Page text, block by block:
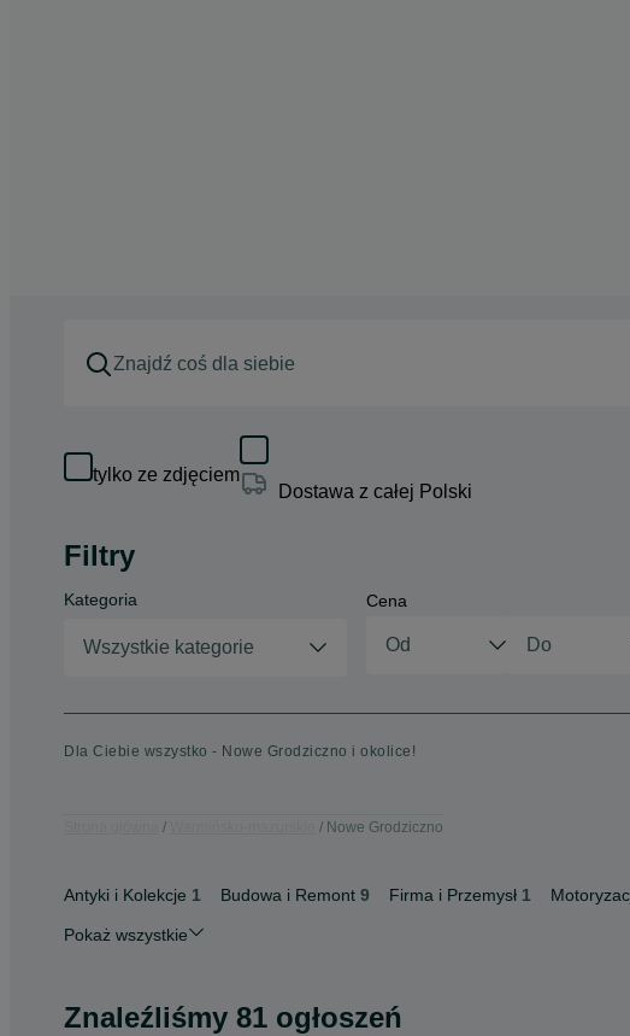
tylko ze zdjęciem
Dostawa z całej Polski
Filtry
Kategoria
Wszystkie kategorie
Cena
Dla Ciebie wszystko - Nowe Grodziczno i okolice!
Nowe Grodziczno
Antyki i Kolekcje 1 Budowa i Remont 9 Firma i Przemysł 1
Pokaż wszystkie
Znaleźliśmy 81 ogłoszeń